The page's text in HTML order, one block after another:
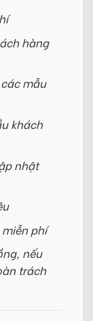
hàng
mẫu
khách
nhật
phí
nếu
trách